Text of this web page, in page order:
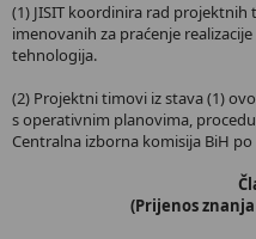
(1) JISIT koordinira rad
imenovanih za praćenje
tehnologija.
(2) Projektni timovi iz stava (1)
s operativnim planovima,
Centralna izborna komisija BiH
(Prijenos